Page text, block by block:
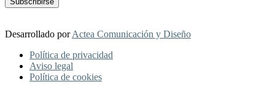
Desarrollado porActea Comunicación y Diseño
Política de privacidad
Aviso legal
Política de cookies